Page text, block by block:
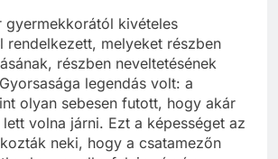
gyermekkorától kivételes
rendelkezett, melyeket részben
részben neveltetésének
legendás volt: a
olyan sebesen futott, hogy akár
volna járni. Ezt a képességet az
neki, hogy a csatamezőn